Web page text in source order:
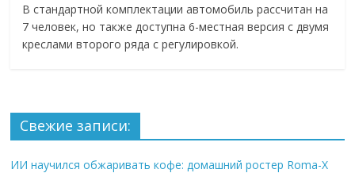
В стандартной комплектации автомобиль рассчитан на
7 человек, но также доступна 6-местная версия с двумя
креслами второго ряда с регулировкой.
Свежие записи:
ИИ научился обжаривать кофе: домашний ростер Roma-X